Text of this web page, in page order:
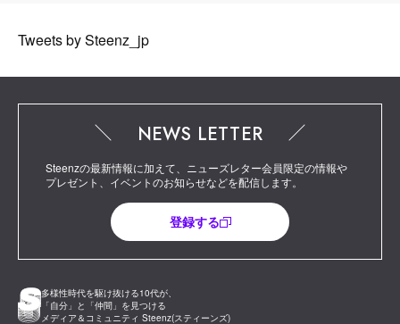
Tweets by Steenz_jp
多様性時代を駆け抜ける10代が、
「自分」と「仲間」を見つける
メディア＆コミュニティ Steenz(スティーンズ)
NEWS LETTER
Steenzの最新情報に加えて、ニューズレター会員限定の情報や
プレゼント、イベントのお知らせなどを配信します。
登録する